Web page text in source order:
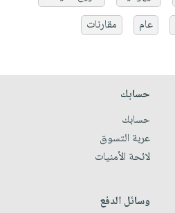
عام مقارنات
حسابك
حسابك
عربة التسوق
لائحة الأمنيات
وسائل الدفع